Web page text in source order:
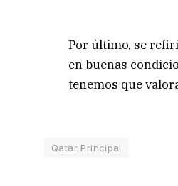
Por último, se
en buenas
tenemos que
Qatar Principal